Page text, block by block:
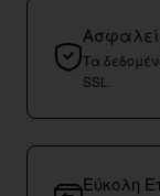
Τα
SSL.
Εύκολη